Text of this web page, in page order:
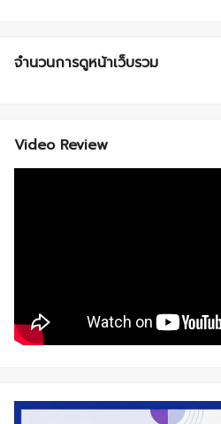
จำนวนการดูหน้าเว็บรวม
Video Review